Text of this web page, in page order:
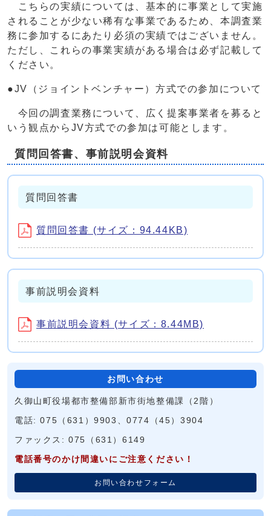
こちらの実績については、基本的に事業として実施
されることが少ない稀有な事業であるため、本調査業
務に参加するにあたり必須の実績ではございません。
ただし、これらの事業実績がある場合は必ず記載して
ください。
●JV（ジョイントベンチャー）方式での参加について
今回の調査業務について、広く提案事業者を募ると
いう観点からJV方式での参加は可能とします。
質問回答書、事前説明会資料
質問回答書
質問回答書 (サイズ：94.44KB)
事前説明会資料
事前説明会資料 (サイズ：8.44MB)
お問い合わせ
久御山町役場都市整備部新市街地整備課（2階）
電話: 075（631）9903、0774（45）3904
ファックス: 075（631）6149
電話番号のかけ間違いにご注意ください！
お問い合わせフォーム